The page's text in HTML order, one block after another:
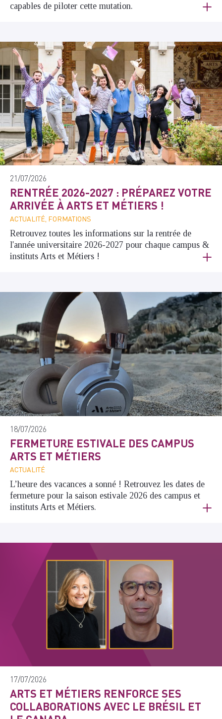
capables de piloter cette mutation.
21/07/2026
RENTRÉE 2026-2027 : PRÉPAREZ VOTRE
ARRIVÉE À ARTS ET MÉTIERS !
ACTUALITÉ, FORMATIONS
Retrouvez toutes les informations sur la rentrée de
l'année universitaire 2026-2027 pour chaque campus &
instituts Arts et Métiers !
18/07/2026
FERMETURE ESTIVALE DES CAMPUS
ARTS ET MÉTIERS
ACTUALITÉ
L’heure des vacances a sonné ! Retrouvez les dates de
fermeture pour la saison estivale 2026 des campus et
instituts Arts et Métiers.
17/07/2026
ARTS ET MÉTIERS RENFORCE SES
COLLABORATIONS AVEC LE BRÉSIL ET